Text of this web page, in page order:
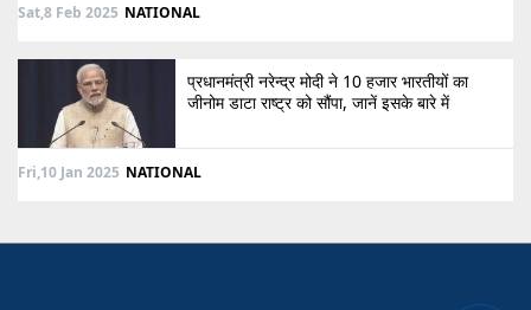
Sat,8 Feb 2025 NATIONAL
प्रधानमंत्री नरेन्द्र मोदी ने 10 हजार भारतीयों का
जीनोम डाटा राष्ट्र को सौंपा, जानें इसके बारे में
Fri,10 Jan 2025 NATIONAL